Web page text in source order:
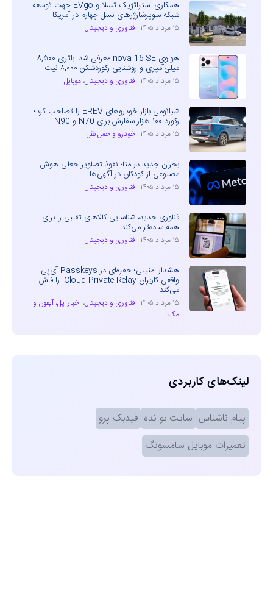
همکاری استراتژیک تسلا و EVgo جهت توسعه
شبکه سوپرشارژرهای نسل چهارم در آمریکا
۱۵ مرداد ۱۴۰۵ فناوری و دیجیتال
هواوی nova 16 SE معرفی شد: باتری ۸,۵۰۰
میلی‌آمپری و روشنایی رکوردشکن ۸,۰۰۰ نیت
۱۵ مرداد ۱۴۰۵ فناوری و دیجیتال، موبایل
شیائومی بازار خودروهای EREV را تصاحب کرد؛
رکورد ۱۰۰ هزار سفارش برای N70 و N90
۱۵ مرداد ۱۴۰۵ خودرو و حمل نقل
بحران جدید در متا؛ نفوذ تصاویر جعلی هوش
مصنوعی از کودکان در آگهی‌ها
۱۵ مرداد ۱۴۰۵ فناوری و دیجیتال
فناوری جدید، شناسایی کالاهای تقلبی را برای
همه ساده‌تر می‌کند
۱۵ مرداد ۱۴۰۵ فناوری و دیجیتال
هشدار امنیتی؛ حفره‌ای در Passkeys آی‌پی
واقعی کاربران iCloud Private Relay را فاش
می‌کند
۱۵ مرداد ۱۴۰۵ فناوری و دیجیتال، اخبار اپل، آیفون و
مک
لینک‌های کاربردی
پیام ناشناس سایت بو نده فیدبک پرو
تعمیرات موبایل سامسونگ